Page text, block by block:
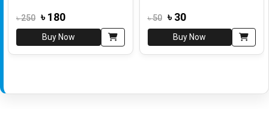
৳ 250 ৳ 180
Buy Now
৳ 50 ৳ 30
Buy Now